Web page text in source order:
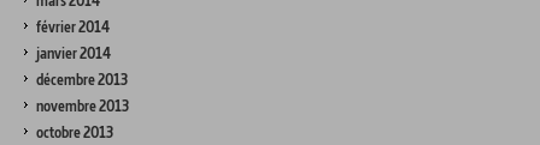
février 2014
janvier 2014
décembre 2013
novembre 2013
octobre 2013